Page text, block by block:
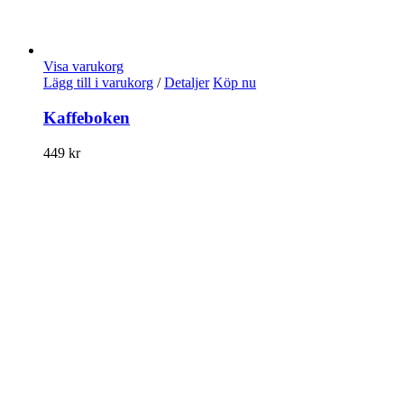
Visa varukorg
Lägg till i varukorg / Detaljer Köp nu
Kaffeboken
449 kr